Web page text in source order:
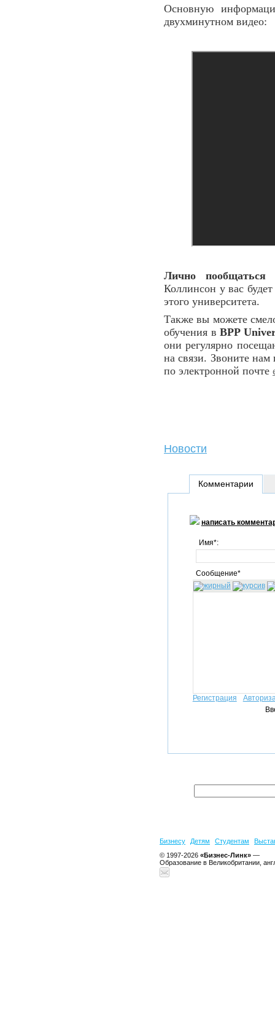
Основную
двухминутном видео:
Лично
Коллинсон у вас
этого университета.
Также вы можете
обучения вBPP
они регулярно
на связи. Звоните
по электронной почте
Новости
Комментарии
написать
Имя*:
Сообщение*
Регистрация
Бизнесу Детям Студентам
© 1997-2026 «Бизнес-Линк» —
Образование в Великобритании,